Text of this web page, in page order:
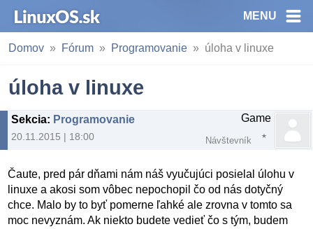
MENU
Domov Fórum Programovanie úloha v linuxe
úloha v linuxe
Sekcia: Programovanie
20.11.2015 | 18:00
Game
Návštevník
Čaute, pred pár dňami nám náš vyučujúci posielal úlohu v
linuxe a akosi som vôbec nepochopil čo od nás dotyčný
chce. Malo by to byť pomerne ľahké ale zrovna v tomto sa
moc nevyznám. Ak niekto budete vedieť čo s tým, budem